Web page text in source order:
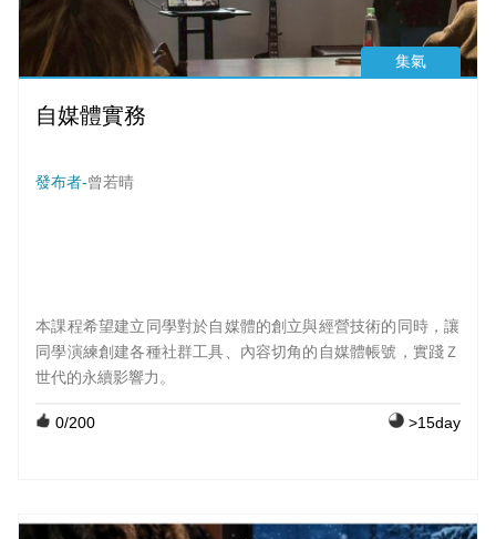
集氣
自媒體實務
發布者-曾若晴
本課程希望建立同學對於自媒體的創立與經營技術的同時，讓
同學演練創建各種社群工具、內容切角的自媒體帳號，實踐Ｚ
世代的永續影響力。
0/200 >15day